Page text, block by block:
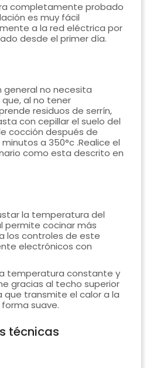
completamente probado
es muy fácil
a la red eléctrica por
desde el primer día.
general no necesita
al no tener
residuos de serrín,
con cepillar el suelo del
cocción después de
a 350°c .Realice el
como esta descrito en
la temperatura del
permite cocinar más
los controles de este
electrónicos con
temperatura constante y
gracias al techo superior
que transmite el calor a la
suave.
técnicas